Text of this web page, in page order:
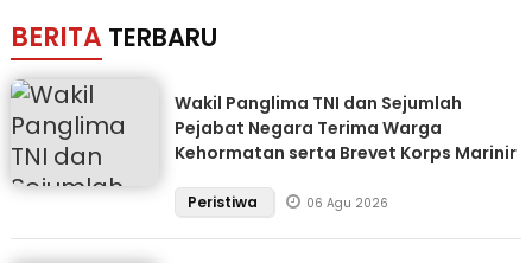
BERITA TERBARU
Wakil Panglima TNI dan Sejumlah
Pejabat Negara Terima Warga
Kehormatan serta Brevet Korps Marinir
Peristiwa 06 Agu 2026